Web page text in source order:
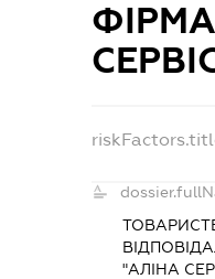
"АЛІНА